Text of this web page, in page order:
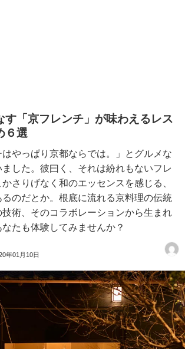
す「京フレンチ」が味わえるレス
６選
はやっぱり京都ならでは。」とグルメな
した。彼曰く、それは紛れもないフレ
さりげなく和のエッセンスを感じる、
るのだとか。根底に流れる京料理の伝統
術、そのコラボレーションから生まれ
たも体験してみませんか？
年01月10日